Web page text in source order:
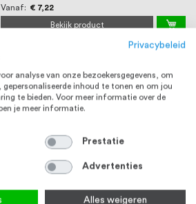
100%
Vanaf
€ 7,22
Bekijk product
Privacybeleid
analyse van onze bezoekersgegevens, om
inhoud te tonen en om jou
te bieden. Voor meer informatie over de
je meer informatie.
Prestatie
Advertenties
Alles weigeren